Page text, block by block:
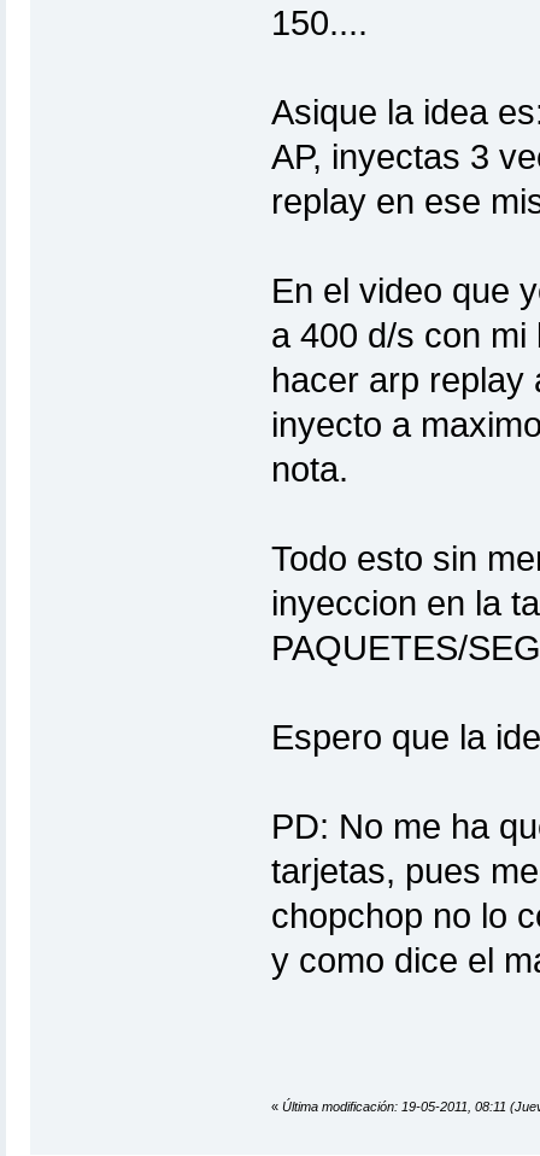
150....
Asique la idea
AP, inyectas 3
replay en ese
En el video que
a 400 d/s con
hacer arp replay
inyecto a
nota.
Todo esto sin
inyeccion en la
PAQUETES/
Espero que la
PD: No me ha
tarjetas, pues
chopchop no lo
y como dice el
« Última modificación: 19-05-2011, 08:11